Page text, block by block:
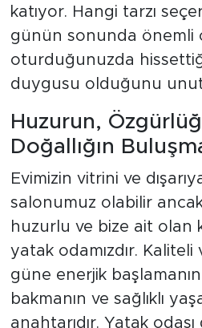
katıyor. Hangi tarzı
günün sonunda önemli
oturduğunuzda
duygusu olduğunu
Huzurun,
Doğallığın
Evimizin vitrini ve
salonumuz olabilir
huzurlu ve bize ait olan
yatak odamızdır.
güne enerjik
bakmanın ve sağlıklı
anahtarıdır. Yatak